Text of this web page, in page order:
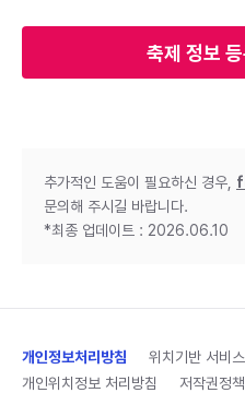
축제 정보
추가적인 도움이 필요하신 경우,
문의해 주시길 바랍니다.
*최종 업데이트 : 2026.06.10
개인정보처리방침
위치기반 서비
개인위치정보 처리방침
저작권정책